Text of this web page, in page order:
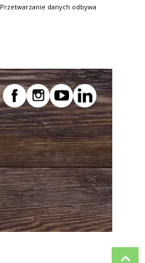
. Przetwarzanie danych odbywa